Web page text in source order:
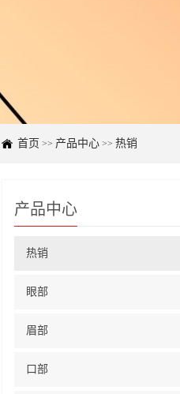
首页 >> 产品中心 >> 热销
产品中心
热销
眼部
眉部
口部